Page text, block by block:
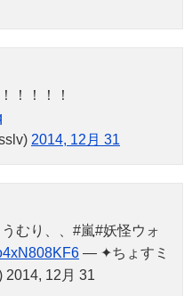
！！！！
2014, 12月 31
むり、、#嵐#妖怪ウォ
— ✦ちょすミ
2014, 12月 31